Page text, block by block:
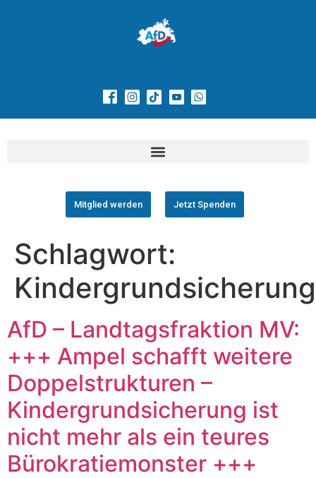
Mitglied werden Jetzt Spenden
Schlagwort:
Kindergrundsicherung
AfD – Landtagsfraktion MV:
+++ Ampel schafft weitere
Doppelstrukturen –
Kindergrundsicherung ist
nicht mehr als ein teures
Bürokratiemonster +++